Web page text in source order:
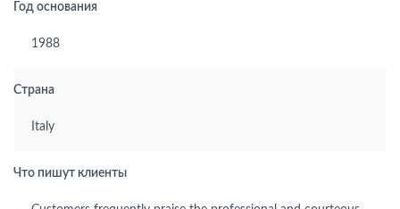
Год основания
1988
Страна
Italy
Что пишут клиенты